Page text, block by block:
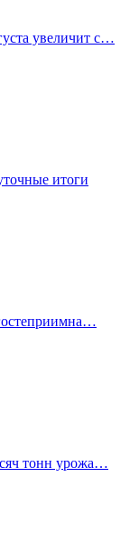
увеличит с…
итоги
тонн урожа…